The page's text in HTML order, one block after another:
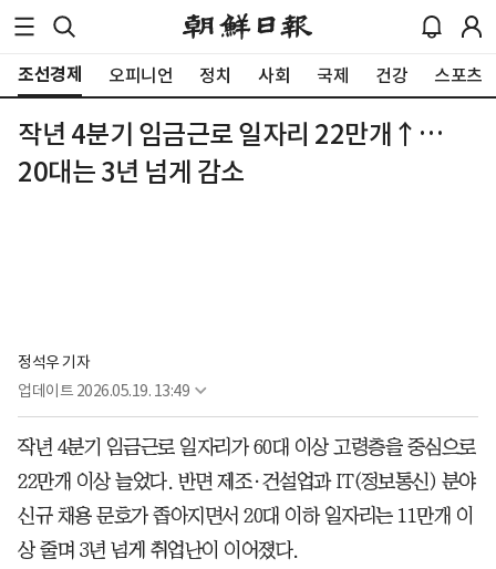
조선경제 오피니언 정치 사회 국제 건강 스포츠
작년 4분기 임금근로 일자리 22만개↑…
20대는 3년 넘게 감소
정석우 기자
업데이트 2026.05.19. 13:49
작년 4분기 임금근로 일자리가 60대 이상 고령층을 중심으로
22만개 이상 늘었다. 반면 제조·건설업과 IT(정보통신) 분야
신규 채용 문호가 좁아지면서 20대 이하 일자리는 11만개 이
상 줄며 3년 넘게 취업난이 이어졌다.